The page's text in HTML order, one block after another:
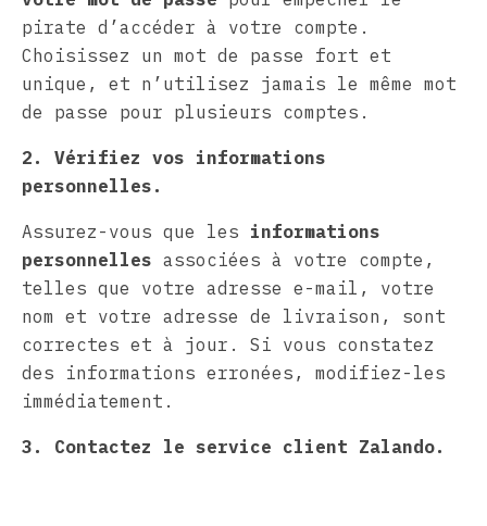
pirate d’accéder à votre compte.
Choisissez un mot de passe fort et
unique, et n’utilisez jamais le même mot
de passe pour plusieurs comptes.
2. Vérifiez vos informations
personnelles.
Assurez-vous que les informations
personnelles associées à votre compte,
telles que votre adresse e-mail, votre
nom et votre adresse de livraison, sont
correctes et à jour. Si vous constatez
des informations erronées, modifiez-les
immédiatement.
3. Contactez le service client Zalando.